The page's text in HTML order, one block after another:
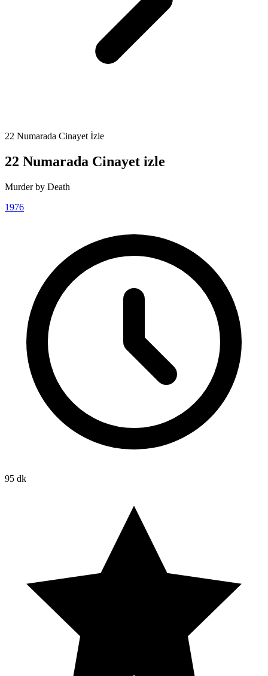
22 Numarada Cinayet İzle
22 Numarada Cinayet izle
Murder by Death
1976
95 dk